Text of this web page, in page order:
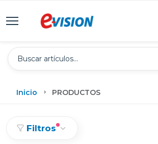
Inicio PRODUCTOS
Filtros